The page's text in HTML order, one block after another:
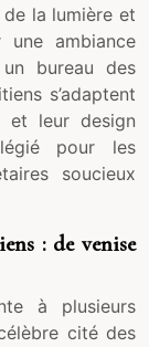
la lumière et
ambiance
bureau des
s’adaptent
et leur design
pour les
soucieux
: de venise
à plusieurs
cité des